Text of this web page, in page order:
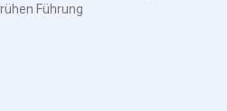
Führung